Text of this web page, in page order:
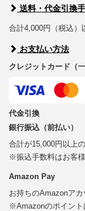
送料・代金引換
合計4,000円（税込）
お支払い方法
クレジットカード（一
代金引換
銀行振込（前払い）
合計が15,000円以上
※振込手数料はお客様
Amazon Pay
お持ちのAmazonア
※Amazonのポイント